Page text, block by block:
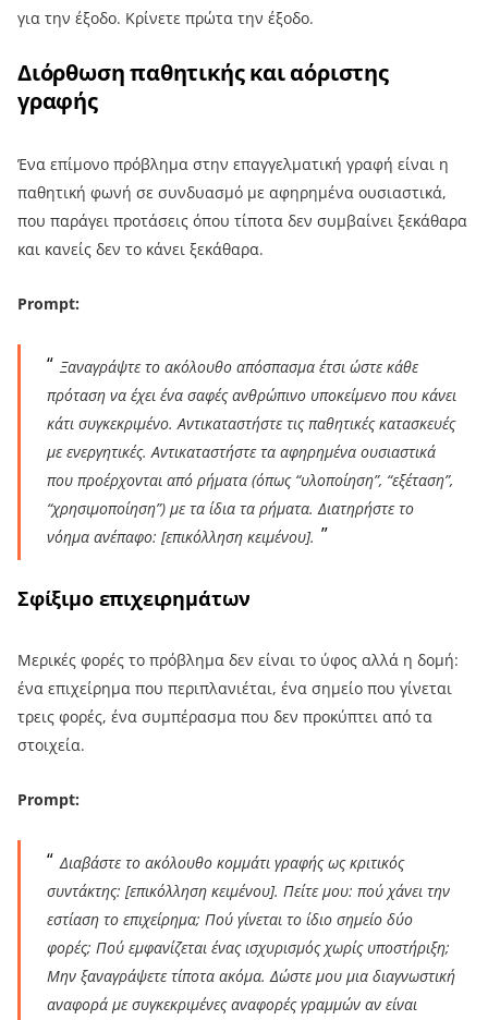
για την έξοδο. Κρίνετε πρώτα την έξοδο.
Διόρθωση παθητικής και αόριστης
γραφής
Ένα επίμονο πρόβλημα στην επαγγελματική γραφή είναι η
παθητική φωνή σε συνδυασμό με αφηρημένα ουσιαστικά,
που παράγει προτάσεις όπου τίποτα δεν συμβαίνει ξεκάθαρα
και κανείς δεν το κάνει ξεκάθαρα.
Prompt:
Ξαναγράψτε το ακόλουθο απόσπασμα έτσι ώστε κάθε
πρόταση να έχει ένα σαφές ανθρώπινο υποκείμενο που κάνει
κάτι συγκεκριμένο. Αντικαταστήστε τις παθητικές κατασκευές
με ενεργητικές. Αντικαταστήστε τα αφηρημένα ουσιαστικά
που προέρχονται από ρήματα (όπως “υλοποίηση”, “εξέταση”,
“χρησιμοποίηση”) με τα ίδια τα ρήματα. Διατηρήστε το
νόημα ανέπαφο: [επικόλληση κειμένου].
Σφίξιμο επιχειρημάτων
Μερικές φορές το πρόβλημα δεν είναι το ύφος αλλά η δομή:
ένα επιχείρημα που περιπλανιέται, ένα σημείο που γίνεται
τρεις φορές, ένα συμπέρασμα που δεν προκύπτει από τα
στοιχεία.
Prompt:
Διαβάστε το ακόλουθο κομμάτι γραφής ως κριτικός
συντάκτης: [επικόλληση κειμένου]. Πείτε μου: πού χάνει την
εστίαση το επιχείρημα; Πού γίνεται το ίδιο σημείο δύο
φορές; Πού εμφανίζεται ένας ισχυρισμός χωρίς υποστήριξη;
Μην ξαναγράψετε τίποτα ακόμα. Δώστε μου μια διαγνωστική
αναφορά με συγκεκριμένες αναφορές γραμμών αν είναι